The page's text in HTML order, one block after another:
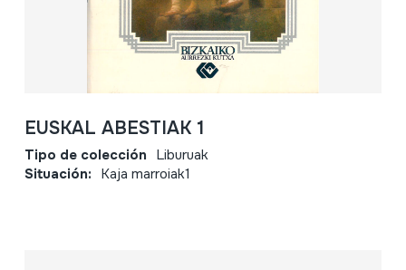
EUSKAL ABESTIAK 1
Tipo de colección Liburuak
Situación: Kaja marroiak1